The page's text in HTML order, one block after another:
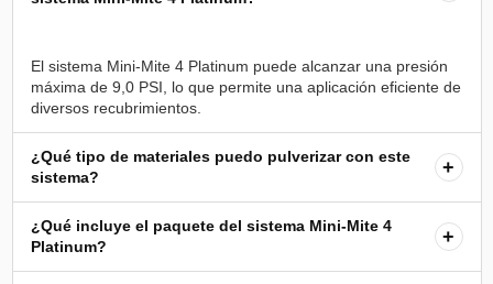
El sistema Mini-Mite 4 Platinum puede alcanzar una presión
máxima de 9,0 PSI, lo que permite una aplicación eficiente de
¿Qué tipo de materiales puedo pulverizar con este
sistema?
+
¿Qué incluye el paquete del sistema Mini-Mite 4
Platinum?
+